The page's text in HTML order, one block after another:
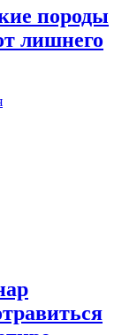
породы
лишнего